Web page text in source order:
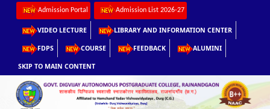
Admission Portal Admission List 2026-27
VIDEO LECTURE LIBRARY AND INFORMATION CENTER
FDPS COURSE FEEDBACK ALUMINI
SKIP TO MAIN CONTENT